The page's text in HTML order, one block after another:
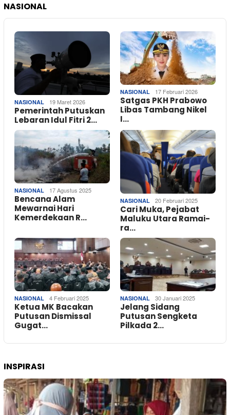
NASIONAL
NASIONAL 19 Maret 2026
Pemerintah Putuskan
Lebaran Idul Fitri 2…
NASIONAL 17 Februari 2026
Satgas PKH Prabowo
Libas Tambang Nikel
I…
NASIONAL 17 Agustus 2025
Bencana Alam
Mewarnai Hari
Kemerdekaan R…
NASIONAL 20 Februari 2025
Cari Muka, Pejabat
Maluku Utara Ramai-
ra…
NASIONAL 4 Februari 2025
Ketua MK Bacakan
Putusan Dismissal
Gugat…
NASIONAL 30 Januari 2025
Jelang Sidang
Putusan Sengketa
Pilkada 2…
INSPIRASI